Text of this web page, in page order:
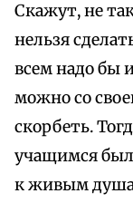
Скажут, не
нельзя
всем надо бы
можно со
скорбеть.
учащимся
к живым